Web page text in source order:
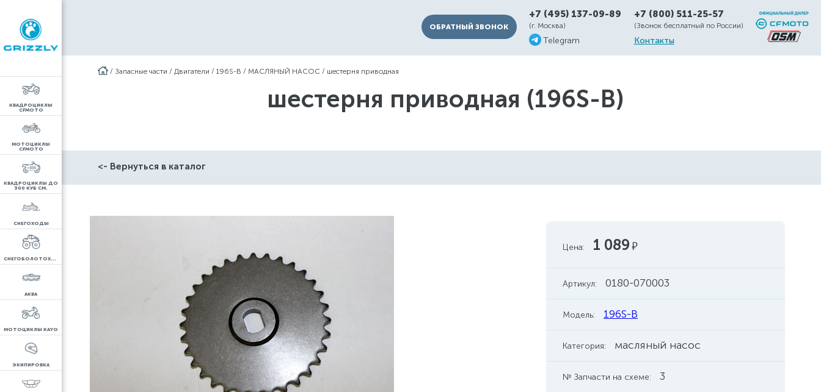
КВАДРОЦИКЛЫ
CFMOTO
МОТОЦИКЛЫ
CFMOTO
КВАДРОЦИКЛЫ ДО
300 КУБ СМ.
СНЕГОХОДЫ
СНЕГОБОЛОТОХОДЫ
АКВА
МОТОЦИКЛЫ KAYO
ЭКИПИРОВКА
ОБРАТНЫЙ ЗВОНОК
+7 (495) 137-09-89
(г. Москва)
Telegram
+7 (800) 511-25-57
(Звонок бесплатный по России)
Контакты
/ Запасные части / Двигатели / 196S-B / МАСЛЯНЫЙ НАСОС / шестерня приводная
шестерня приводная (196S-B)
<- Вернуться в каталог
Цена: 1 089руб.
Артикул: 0180-070003
Модель: 196S-B
Категория: масляный насос
№ Запчасти на схеме: 3